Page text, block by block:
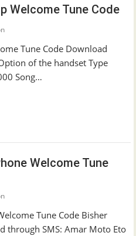
Welcome Tune Code
Tune Code Download
of the handset Type
Song…
Welcome Tune
Tune Code Bisher
through SMS: Amar Moto Eto